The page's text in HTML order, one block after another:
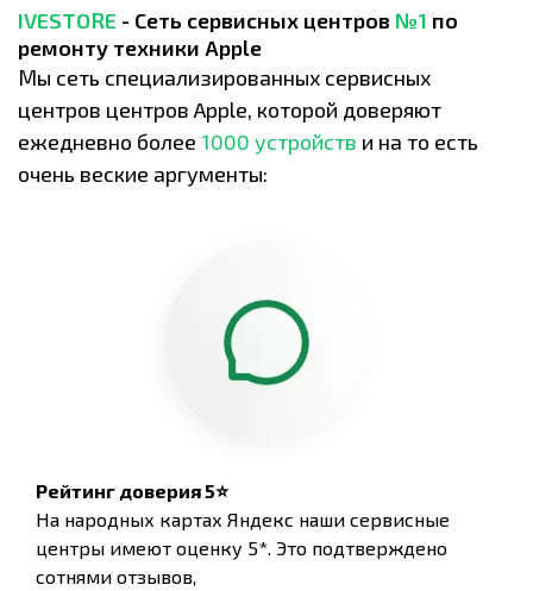
IVESTORE - Сеть сервисных центров №1 по
ремонту техники Apple
Мы сеть специализированных сервисных
центров центров Apple, которой доверяют
ежедневно более 1000 устройств и на то есть
очень веские аргументы:
Рейтинг доверия 5⭐
На народных картах Яндекс наши сервисные
центры имеют оценку 5*. Это подтверждено
сотнями отзывов,